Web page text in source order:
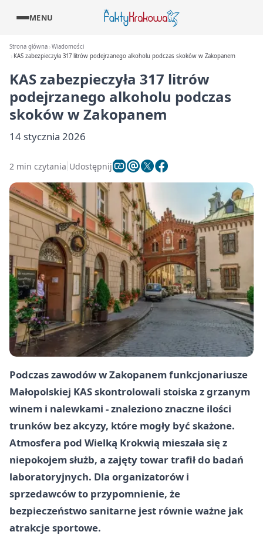
MENU
Strona główna Wiadomości
KAS zabezpieczyła 317 litrów podejrzanego alkoholu podczas skoków w Zakopanem
KAS zabezpieczyła 317 litrów
podejrzanego alkoholu podczas
skoków w Zakopanem
14 stycznia 2026
2 min czytania Udostępnij
Podczas zawodów w Zakopanem funkcjonariusze
Małopolskiej KAS skontrolowali stoiska z grzanym
winem i nalewkami - znaleziono znaczne ilości
trunków bez akcyzy, które mogły być skażone.
Atmosfera pod Wielką Krokwią mieszała się z
niepokojem służb, a zajęty towar trafił do badań
laboratoryjnych. Dla organizatorów i
sprzedawców to przypomnienie, że
bezpieczeństwo sanitarne jest równie ważne jak
atrakcje sportowe.